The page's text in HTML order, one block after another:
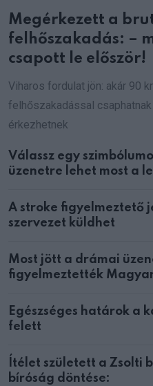
Megérkezett a
felhőszakadás: –
csapott le először!
Viharos fordulat jön: akár 90
felhőszakadással
érkezhetnek
Válassz egy
üzenetre lehet most a
A stroke figyelmeztető
szervezet küldhet
Most jött a drámai
figyelmeztették
Egészséges határok a
felett
Ítélet született a Zsolti
bíróság döntése: